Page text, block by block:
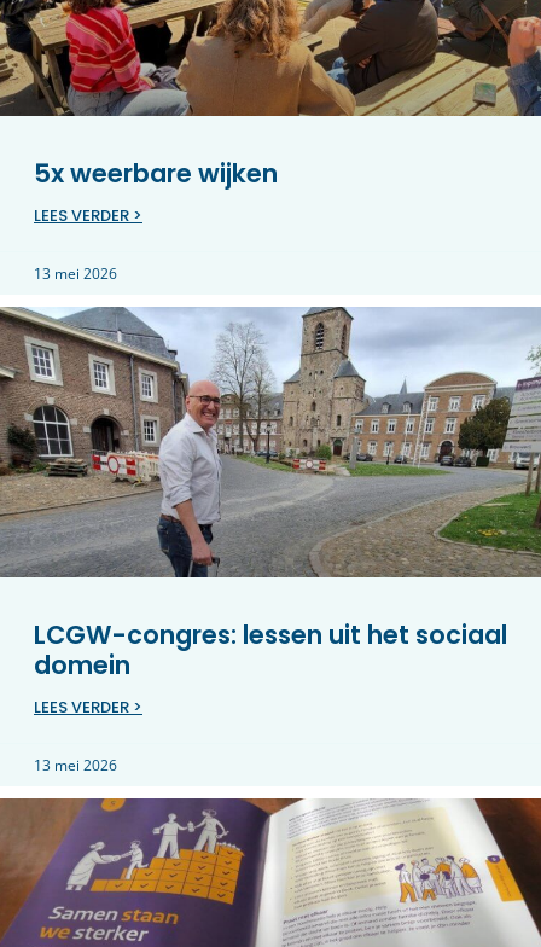
5x weerbare wijken
LEES VERDER >
13 mei 2026
LCGW-congres: lessen uit het sociaal
domein
LEES VERDER >
13 mei 2026